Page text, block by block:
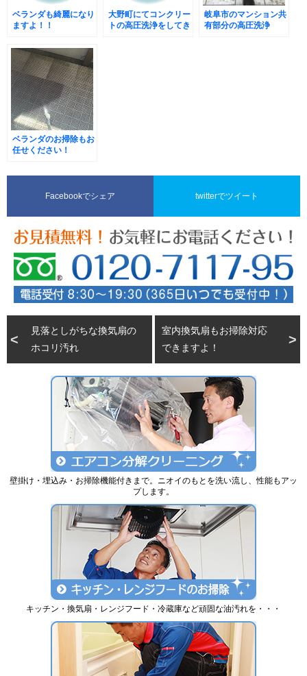
ベランダも綺麗になり
ますよ！！
大野町にてコンクリー
トの高圧洗浄をしてき
岐阜市のマンション共
有部分の高圧洗浄
ベランダのお掃除もお
任せください！
Facebookでシェア twitterでツイート
見落としがちな換気扇の
ホコリ汚れ
室内換気扇もお掃除対応
できますよ！
壁掛け・埋込み・お掃除機能付きまで。ニオイのもとを洗い流し、性能もアッ
プします。
キッチン・換気扇・レンジフード・冷蔵庫など頑固な油汚れを・・・